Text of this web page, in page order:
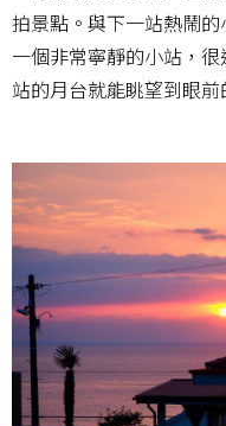
拍景點。與下一站熱鬧
一個非常寧靜的小站，
站的月台就能眺望到眼